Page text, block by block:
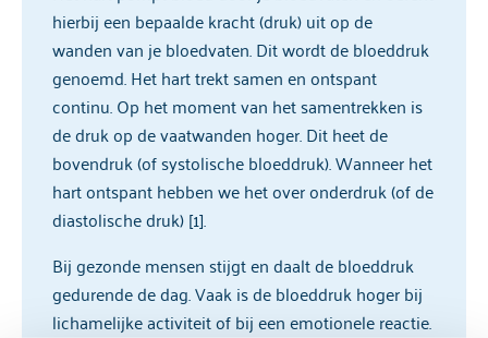
hierbij een bepaalde kracht (druk) uit op de
wanden van je bloedvaten. Dit wordt de bloeddruk
genoemd. Het hart trekt samen en ontspant
continu. Op het moment van het samentrekken is
de druk op de vaatwanden hoger. Dit heet de
bovendruk (of systolische bloeddruk). Wanneer het
hart ontspant hebben we het over onderdruk (of de
diastolische druk) [1].
Bij gezonde mensen stijgt en daalt de bloeddruk
gedurende de dag. Vaak is de bloeddruk hoger bij
lichamelijke activiteit of bij een emotionele reactie.